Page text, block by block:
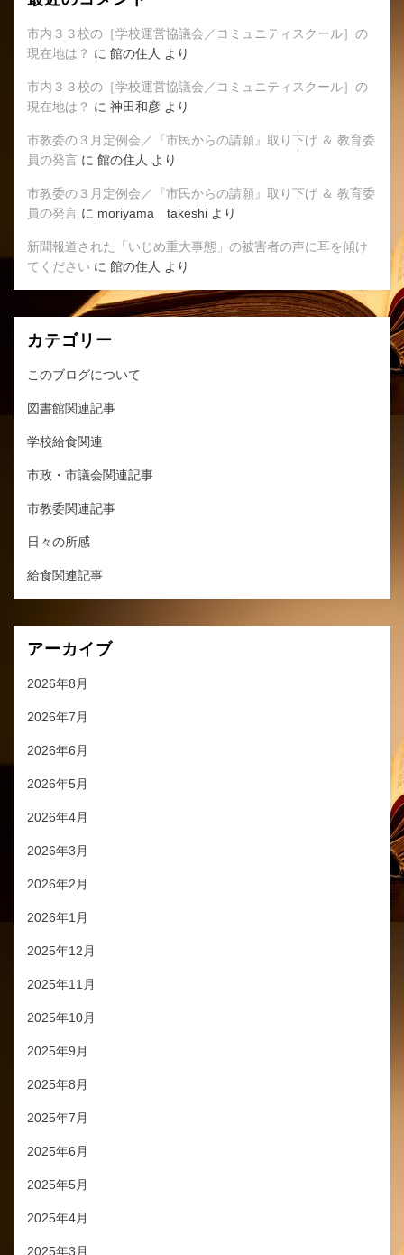
市内３３校の［学校運営協議会／コミュニティスクール］の
現在地は？ に 館の住人 より
市内３３校の［学校運営協議会／コミュニティスクール］の
現在地は？ に 神田和彦 より
市教委の３月定例会／『市民からの請願』取り下げ ＆ 教育委
員の発言 に 館の住人 より
市教委の３月定例会／『市民からの請願』取り下げ ＆ 教育委
員の発言 に moriyama takeshi より
新聞報道された「いじめ重大事態」の被害者の声に耳を傾け
てください に 館の住人 より
カテゴリー
このブログについて
図書館関連記事
学校給食関連
市政・市議会関連記事
市教委関連記事
日々の所感
給食関連記事
アーカイブ
2026年8月
2026年7月
2026年6月
2026年5月
2026年4月
2026年3月
2026年2月
2026年1月
2025年12月
2025年11月
2025年10月
2025年9月
2025年8月
2025年7月
2025年6月
2025年5月
2025年4月
2025年3月